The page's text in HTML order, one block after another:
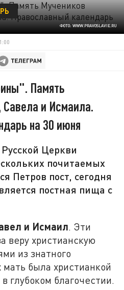
ФОТО: WWW.PRAVOSLAVIE.RU
Память
и Исмаила.
на 30 июня
Церкви
почитаемых
Петров пост, сегодня
постная пища с
и Исмаил. Эти
веру христианскую
из знатного
была христианкой
глубоком благочестии.